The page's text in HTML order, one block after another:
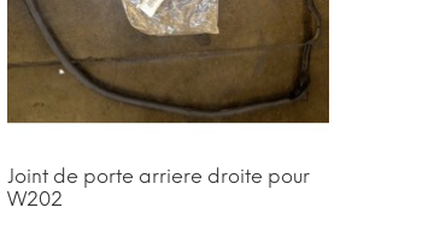
Joint de porte arriere droite pour
W202